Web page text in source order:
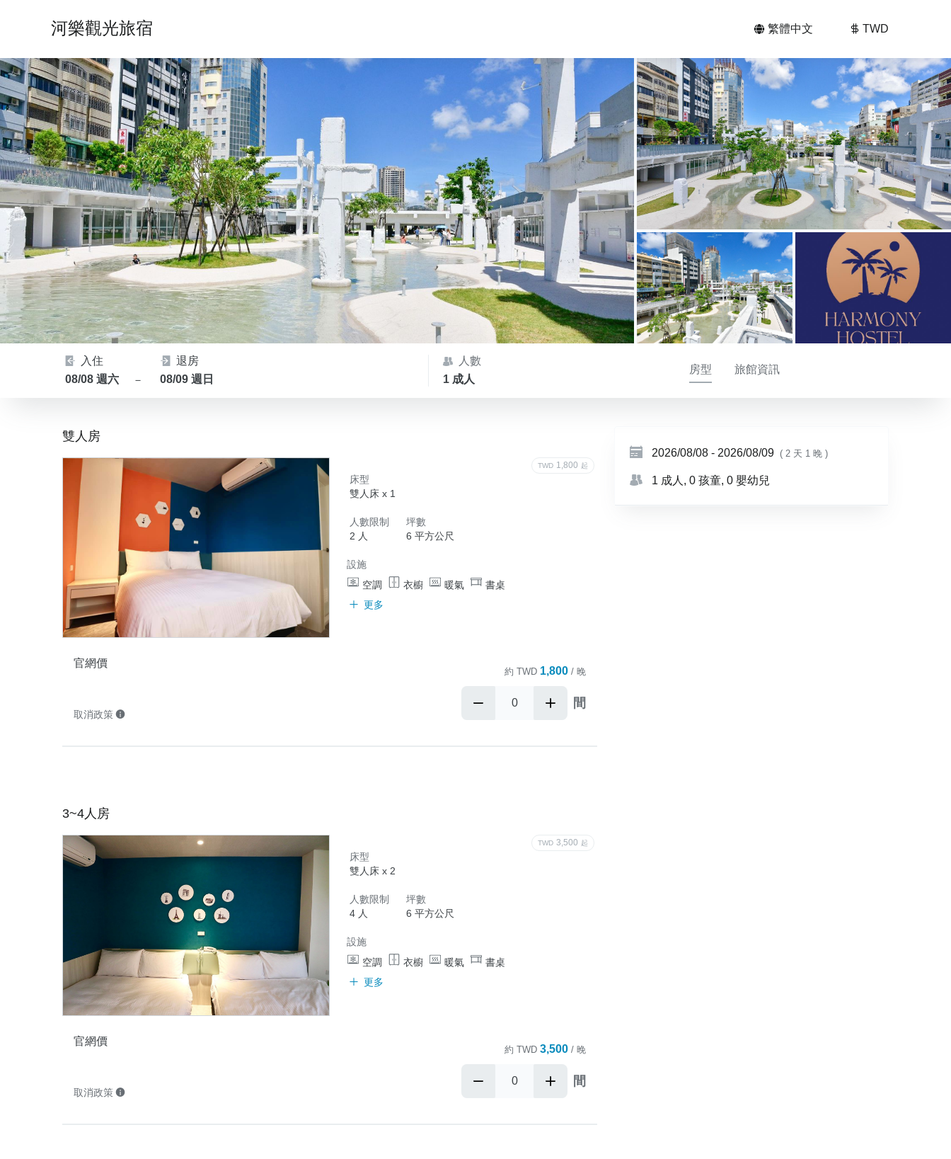
河樂觀光旅宿 繁體中文 TWD
入住
08/08 週六
－
退房
08/09 週日
人數
1 成人
房型 旅館資訊
雙人房
TWD 1,800 起
床型
雙人床 x 1
人數限制
2 人
坪數
6 平方公尺
設施
空調
衣櫥 暖氣
書桌
更多
官網價
取消政策
約 TWD 1,800 / 晚
間
3~4人房
TWD 3,500 起
床型
雙人床 x 2
人數限制
4 人
坪數
6 平方公尺
設施
空調
衣櫥 暖氣
書桌
更多
官網價
取消政策
約 TWD 3,500 / 晚
間
2026/08/08 - 2026/08/09 ( 2 天 1 晚 )
1 成人 , 0 孩童, 0 嬰幼兒